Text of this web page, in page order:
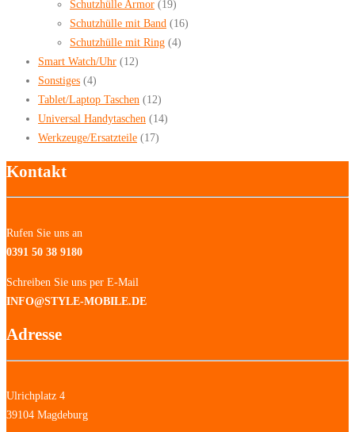
Schutzhülle Armor (19)
Schutzhülle mit Band (16)
Schutzhülle mit Ring (4)
Smart Watch/Uhr (12)
Sonstiges (4)
Tablet/Laptop Taschen (12)
Universal Handytaschen (14)
Werkzeuge/Ersatzteile (17)
Kontakt
Rufen Sie uns an
0391 50 38 9180
Schreiben Sie uns per E-Mail
INFO@STYLE-MOBILE.DE
Adresse
Ulrichplatz 4
39104 Magdeburg